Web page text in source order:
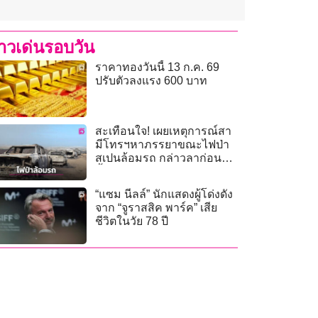
วเด่นรอบวัน
ราคาทองวันนี้ 13 ก.ค. 69
ปรับตัวลงแรง 600 บาท
สะเทือนใจ! เผยเหตุการณ์สา
มีโทรฯหาภรรยาขณะไฟป่า
สเปนล้อมรถ กล่าวลาก่อน
“แซม นีลล์” นักแสดงผู้โด่งดัง
จาก “จูราสสิค พาร์ค” เสีย
ชีวิตในวัย 78 ปี